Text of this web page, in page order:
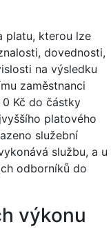
platu, kterou lze
dovednosti,
na výsledku
zaměstnanci
Kč do částky
platového
služební
službu, a u
odborníků do
výkonu